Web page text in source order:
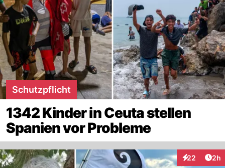
Schutzpflicht
1342 Kinder in Ceuta stellen
Spanien vor Probleme
22
Interaktionen
2h